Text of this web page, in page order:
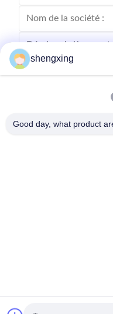
© 2026 Sichuan Shengxing
shengxing
Good day, what product